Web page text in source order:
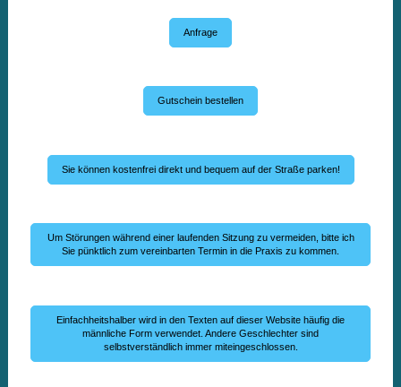
Anfrage
Gutschein bestellen
Sie können kostenfrei direkt und bequem auf der Straße parken!
Um Störungen während einer laufenden Sitzung zu vermeiden, bitte ich
Sie pünktlich zum vereinbarten Termin in die Praxis zu kommen.
Einfachheitshalber wird in den Texten auf dieser Website häufig die
männliche Form verwendet. Andere Geschlechter sind
selbstverständlich immer miteingeschlossen.